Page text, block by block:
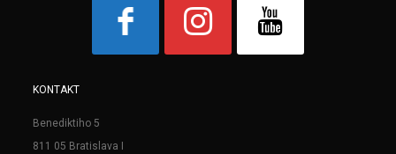
KONTAKT
Benediktiho 5
811 05 Bratislava I